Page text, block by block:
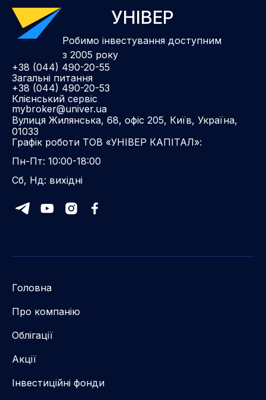
УНІВЕР
Робимо інвестування доступним
з 2005 року
+38 (044) 490-20-55
Загальні питання
+38 (044) 490-20-53
Клієнський сервіс
mybroker@univer.ua
Вулиця Жилянська, 68, офіс 205, Київ, Україна,
01033
Графік роботи ТОВ «УНІВЕР КАПІТАЛ»:
Пн-Пт: 10:00-18:00
Сб, Нд: вихідні
Головна
Про компанію
Облігації
Акції
Інвестиційні фонди